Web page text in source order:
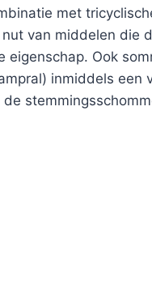
met
van middelen die
Ook
inmiddels een